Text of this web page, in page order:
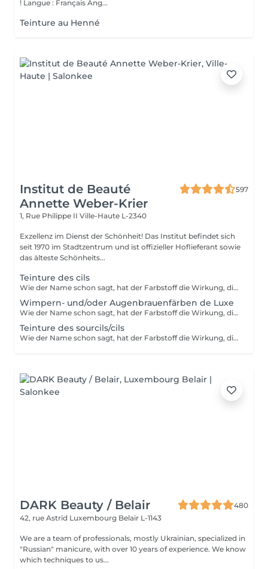
! Langue : Français Ang...
Teinture au Henné
Institut de Beauté
Annette Weber-Krier
597
1, Rue Philippe II Ville-Haute L-2340
Exzellenz im Dienst der Schönheit! Das Institut befindet sich
seit 1970 im Stadtzentrum und ist offizieller Hoflieferant sowie
das älteste Schönheits...
Teinture des cils
Wie der Name schon sagt, hat der Farbstoff die Wirkung, die Wimpern oder Augenbrauen zu färben und sie sehr leicht zu beschichten. Ideal für Menschen mit hellen Wimpern oder Augenbrauen, die dunklere Wimpern oder Augenbrauen (schwarz, braun, braun usw.) mit oder ohne Wimperntusche wünschen.
Wimpern- und/oder Augenbrauenfärben de Luxe
Wie der Name schon sagt, hat der Farbstoff die Wirkung, die Wimpern oder Augenbrauen zu färben und sie sehr leicht zu beschichten. Ideal für Menschen mit hellen Wimpern oder Augenbrauen, die dunklere Wimpern oder Augenbrauen (schwarz, braun, braun usw.) mit oder ohne Wimperntusche wünschen. Wimpern-und Augenbrauenfärben mit Augen-Gelpads zum Auflegen auf die Augenpartie gegen Fältchen oder Augenringe und Schwellungen. Die Inhaltsstoffe haben eine entschlackende und feuchtigkeitsspendende Wirkung und besitzen die Eigenschaft, Stauungen vorzubeugen.
Teinture des sourcils/cils
Wie der Name schon sagt, hat der Farbstoff die Wirkung, die Wimpern oder Augenbrauen zu färben und sie sehr leicht zu beschichten. Ideal für Menschen mit hellen Wimpern oder Augenbrauen, die dunklere Wimpern oder Augenbrauen (schwarz, braun, braun usw.) mit oder ohne Wimperntusche wünschen.
DARK Beauty / Belair
480
42, rue Astrid Luxembourg Belair L-1143
We are a team of professionals, mostly Ukrainian, specialized in
"Russian" manicure, with over 10 years of experience. We know
which techniques to us...